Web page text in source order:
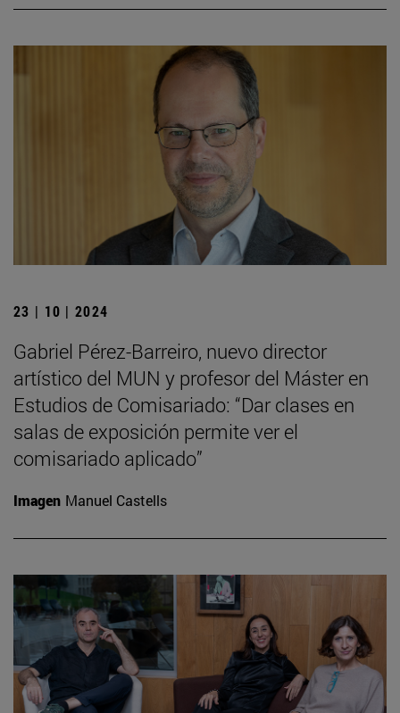
23 | 10 | 2024
Gabriel Pérez-Barreiro, nuevo director
artístico del MUN y profesor del Máster en
Estudios de Comisariado: “Dar clases en
salas de exposición permite ver el
comisariado aplicado”
Imagen Manuel Castells